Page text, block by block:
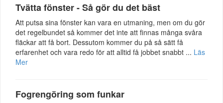
Tvätta fönster - Så gör du det bäst
Att putsa sina fönster kan vara en utmaning, men om du gör
det regelbundet så kommer det inte att finnas många svåra
fläckar att få bort. Dessutom kommer du på så sätt få
erfarenhet och vara redo för att alltid få jobbet snabbt ... Läs
Mer
Fogrengöring som funkar